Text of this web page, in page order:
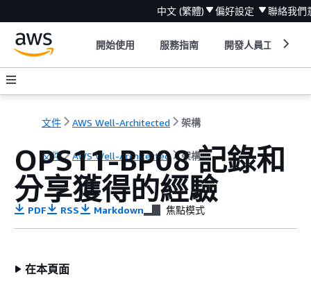
中文 (繁體) 偏好設定 聯絡我們
開始使用 服務指南 開發人員工具
文件 AWS Well-Architected 架構
文件 AWS Well-Architected 架構
OPS11-BP08 記錄和
分享獲得的經驗
PDF RSS Markdown 焦點模式
在本頁面